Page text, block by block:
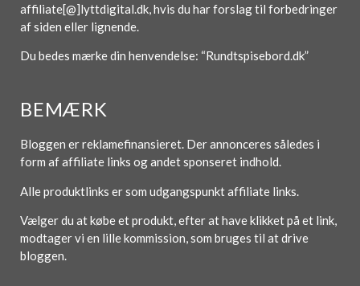
affiliate[@]lyttdigital.dk, hvis du har forslag til forbedringer
af siden eller lignende.
Du bedes mærke din henvendelse: “Rundtspisebord.dk”
BEMÆRK
Bloggen er reklamefinansieret. Der annonceres således i
form af affiliate links og andet sponseret indhold.
Alle produktlinks er som udgangspunkt affiliate links.
Vælger du at købe et produkt, efter at have klikket på et link,
modtager vi en lille kommission, som bruges til at drive
bloggen.